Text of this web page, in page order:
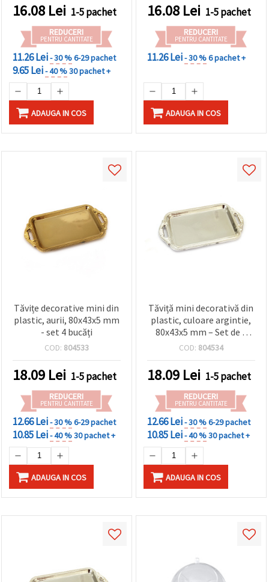
16.08 Lei 1-5 pachet
REDUCERI
PENTRU CANTITATE
11.26 Lei- 30 %6-29 pachet
9.65 Lei- 40 %30 pachet +
ADAUGA IN COS
16.08 Lei 1-5 pachet
REDUCERI
PENTRU CANTITATE
11.26 Lei- 30 %6 pachet +
ADAUGA IN COS
Tăvițe decorative mini din
plastic, aurii, 80x43x5 mm
- set 4 bucăți
COD: 804533
18.09 Lei 1-5 pachet
REDUCERI
PENTRU CANTITATE
12.66 Lei- 30 %6-29 pachet
10.85 Lei- 40 %30 pachet +
ADAUGA IN COS
Tăviță mini decorativă din
plastic, culoare argintie,
80x43x5 mm – Set de 4
bucăți pentru hobby și DIY
COD: 804534
18.09 Lei 1-5 pachet
REDUCERI
PENTRU CANTITATE
12.66 Lei- 30 %6-29 pachet
10.85 Lei- 40 %30 pachet +
ADAUGA IN COS